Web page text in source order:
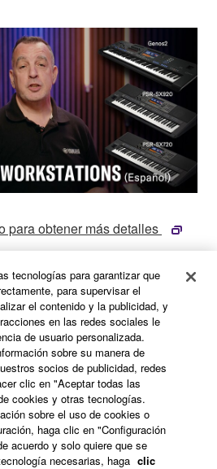
para obtener más detalles
tecnologías para garantizar que
para supervisar el
el contenido y la publicidad, y
en las redes sociales le
de usuario personalizada.
sobre su manera de
socios de publicidad, redes
clic en "Aceptar todas las
cookies y otras tecnologías.
sobre el uso de cookies o
haga clic en "Configuración
acuerdo y solo quiere que se
necesarias, haga clic